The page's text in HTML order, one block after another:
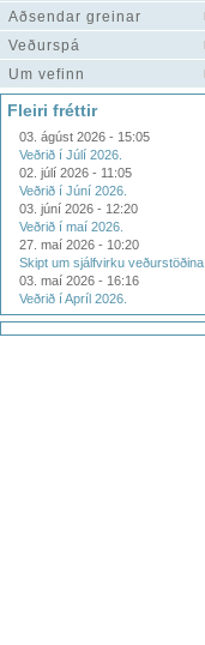
Aðsendar greinar
Veðurspá
Um vefinn
Fleiri fréttir
03. ágúst 2026 - 15:05
Veðrið í Júlí 2026.
02. júlí 2026 - 11:05
Veðrið í Júní 2026.
03. júní 2026 - 12:20
Veðrið í maí 2026.
27. maí 2026 - 10:20
Skipt um sjálfvirku veðurstöðina.
03. maí 2026 - 16:16
Veðrið í Apríl 2026.